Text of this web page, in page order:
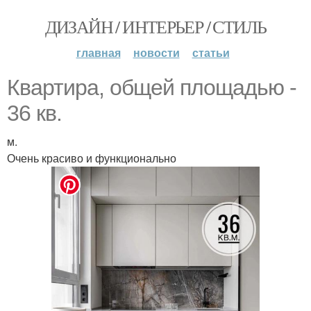
ДИЗАЙН / ИНТЕРЬЕР / СТИЛЬ
главная новости статьи
Квартира, общей площадью -
36 кв.
м.
Очень красиво и функционально